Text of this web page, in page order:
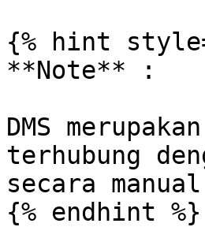
{% hint
**Note** :
DMS
terhubung
secara
{% endhint %}